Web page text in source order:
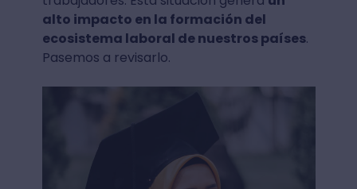
alto impacto en la formación del
ecosistema laboral de nuestros países.
Pasemos a revisarlo.